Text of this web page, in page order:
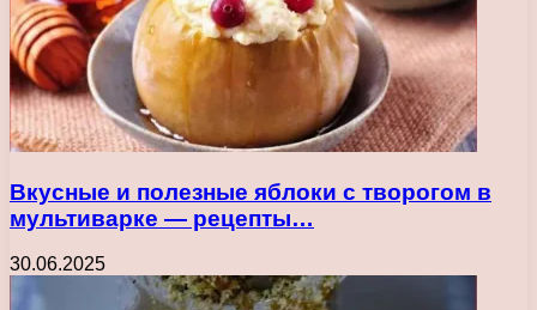
Вкусные и полезные яблоки с творогом в
мультиварке — рецепты…
30.06.2025